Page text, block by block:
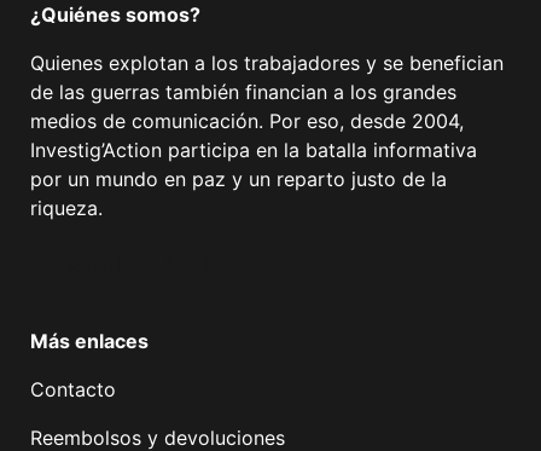
¿Quiénes somos?
Quienes explotan a los trabajadores y se benefician
de las guerras también financian a los grandes
medios de comunicación. Por eso, desde 2004,
Investig’Action participa en la batalla informativa
por un mundo en paz y un reparto justo de la
riqueza.
Más enlaces
Contacto
Reembolsos y devoluciones